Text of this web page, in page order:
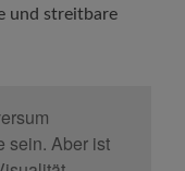
und streitbare
sein. Aber ist